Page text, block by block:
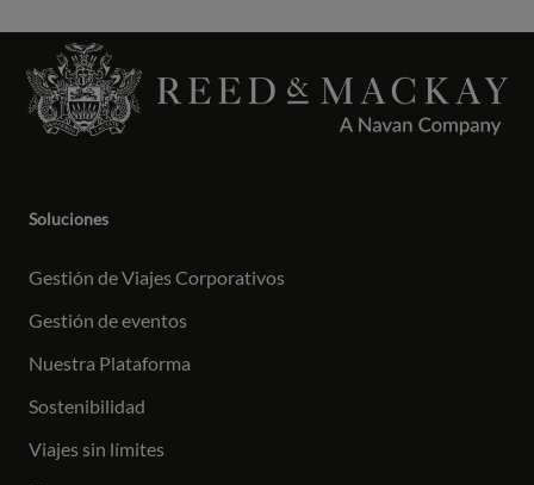
Soluciones
Gestión de Viajes Corporativos
Gestión de eventos
Nuestra Plataforma
Sostenibilidad
Viajes sin límites